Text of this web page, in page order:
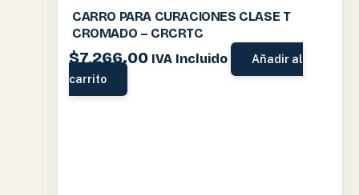
CARRO PARA CURACIONES CLASE T
CROMADO – CRCRTC
$7,266.00 IVA Incluido
Añadir al
carrito